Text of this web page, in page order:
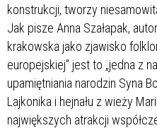
konstrukcji, tworzy
Jak pisze Anna Szałapak,
krakowska jako zjawisko
europejskiej” jest to „jedna z
upamiętniania narodzin Syna
Lajkonika i hejnału z wieży
największych atrakcji